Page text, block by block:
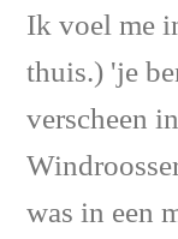
Ik voel me
thuis.) 'je
verscheen
was in een